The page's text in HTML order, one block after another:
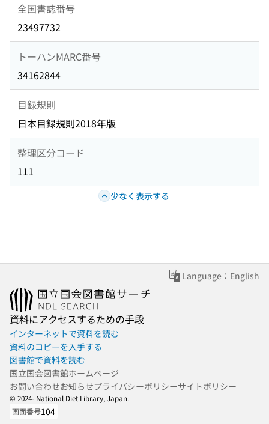
全国書誌番号
23497732
トーハンMARC番号
34162844
目録規則
日本目録規則2018年版
整理区分コード
111
少なく表示する
Language：English
資料にアクセスするための手段
インターネットで資料を読む
資料のコピーを入手する
図書館で資料を読む
国立国会図書館ホームページ
お問い合わせお知らせプライバシーポリシーサイトポリシー
© 2024- National Diet Library, Japan.
画面番号104